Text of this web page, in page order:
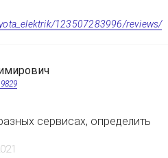
123507283996/reviews/
сервисах, определить